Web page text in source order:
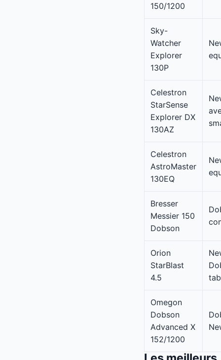
150/1200
Sky-
Watcher
Explorer
130P
Celestron
StarSense
Explorer DX
130AZ
Celestron
AstroMaster
130EQ
Bresser
Messier 150
Dobson
Orion
StarBlast
4.5
Omegon
Dobson
Advanced X
152/1200